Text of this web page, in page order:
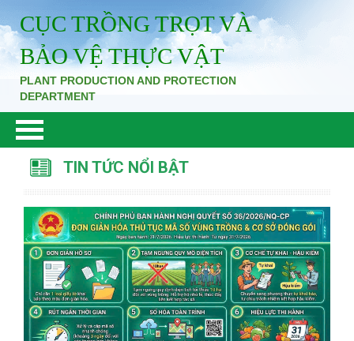
CỤC TRỒNG TRỌT VÀ
BẢO VỆ THỰC VẬT
PLANT PRODUCTION AND PROTECTION
DEPARTMENT
TIN TỨC NỔI BẬT